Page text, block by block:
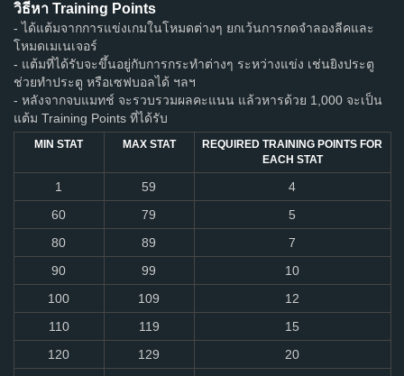
วิธีหา Training Points
- ได้แต้มจากการแข่งเกมในโหมดต่างๆ ยกเว้นการกดจำลองลีคและ
โหมดเมเนเจอร์
- แต้มที่ได้รับจะขึ้นอยู่กับการกระทำต่างๆ ระหว่างแข่ง เช่นยิงประตู
ช่วยทำประตู หรือเซฟบอลได้ ฯลฯ
- หลังจากจบแมทช์ จะรวบรวมผลคะแนน แล้วหารด้วย 1,000 จะเป็น
แต้ม Training Points ที่ได้รับ
MIN STAT MAX STAT
REQUIRED TRAINING POINTS FOR
EACH STAT
1 59
4
60
79
5
80
89
7
90
99
10
100
109
12
110
119
15
120
129
20